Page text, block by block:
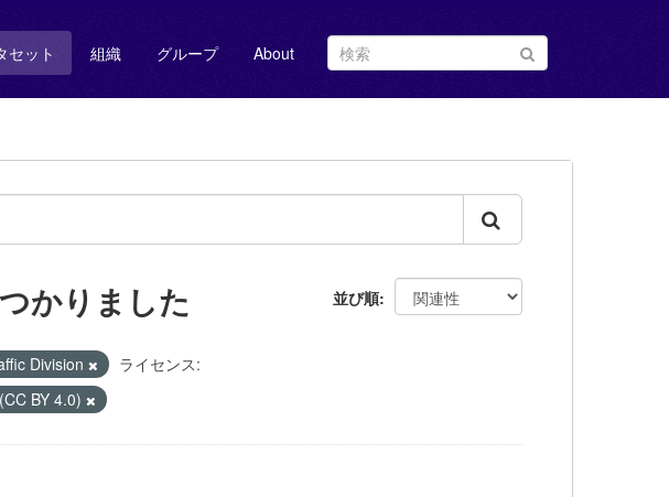
セット 組織 グループ About
並び順
かりました
Division
ライセンス:
BY 4.0)